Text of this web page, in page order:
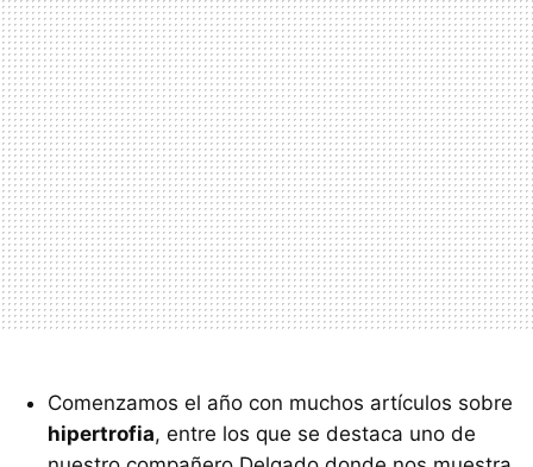
Comenzamos el año con muchos artículos sobre
hipertrofia, entre los que se destaca uno de